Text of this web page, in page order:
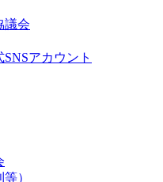
議会
アカウント
）